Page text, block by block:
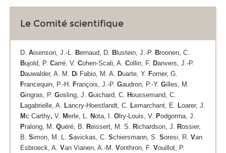
Le Comité scientifique
D. Aisenson, J.-L. Bernaud, D. B lustein, J.-P. Broonen, C.
Bujold, P. Carré, V. Cohen-Scali, A. Collin, F. Danvers, J.-P.
Dauwalder, A. M. Di Fabio, M. A. Duarte, Y. Forner, G.
Francequin, P.-H. François, J.-P. Gaudron, P.-Y. Gilles, M.
Gingras, P. Gosling, J. Guichard, C. Houssemand, C.
Lagabrielle, A. Lancry-Hoestlandt, C. Lemarchant, E. Loarer, J.
Mc Carthy, V. Merle, L. Nota, I. O lry-Louis, V. Podgorrna, J.
Pralong, M. Quéré, B. Reissert, M. S. Richardson, J. Rossier,
B. Simon, M. L. Savickas, C. Schiersmann, S. Soresi, R. Van
Esbroeck, A. Van Vianen, A.-M. Vonthron, F. Vouillot, P.